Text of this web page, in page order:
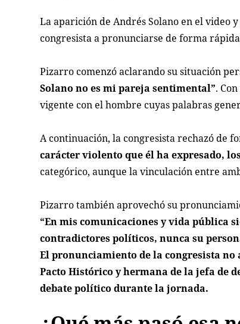
La aparición de Andrés Solano en el video
congresista a pronunciarse de forma
Pizarro comenzó aclarando su situación
Solano no es mi pareja sentimental”.
vigente con el hombre cuyas palabras
A continuación, la congresista rechazó de
carácter violento que él ha expresado,
categórico, aunque la vinculación entre
Pizarro también aprovechó su
“En mis comunicaciones y vida pública
contradictores políticos, nunca su
El pronunciamiento de la congresista
Pacto Histórico y hermana de la jefa de
debate político durante la jornada.